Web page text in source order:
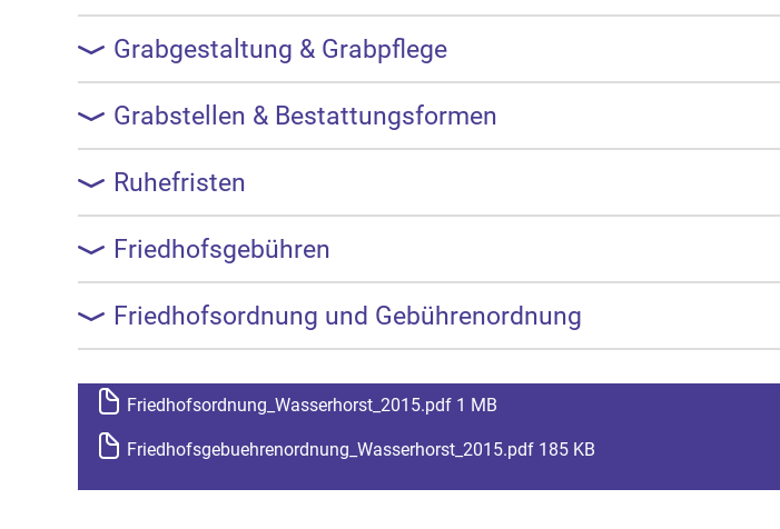
Grabgestaltung & Grabpflege
Grabstellen & Bestattungsformen
Ruhefristen
Friedhofsgebühren
Friedhofsordnung und Gebührenordnung
Friedhofsordnung_Wasserhorst_2015.pdf 1 MB
Friedhofsgebuehrenordnung_Wasserhorst_2015.pdf 185 KB